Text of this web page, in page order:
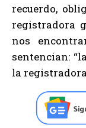
recuerdo,
registradora
nos
sentencian:
la